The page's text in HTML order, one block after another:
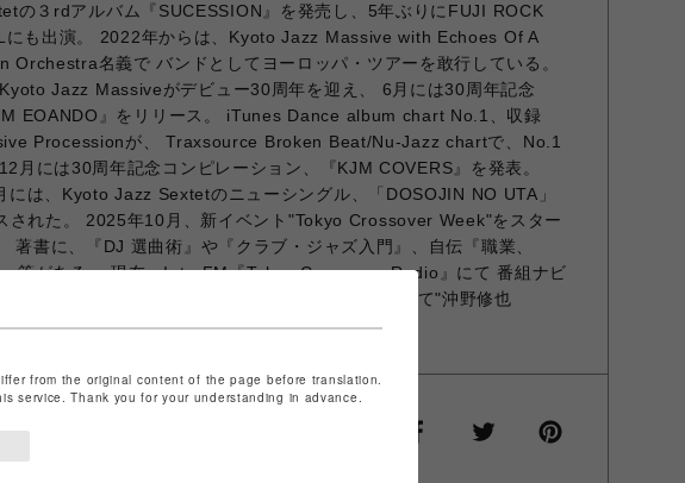
の３rdアルバム『SUCESSION』を発売し、5年ぶりにFUJI ROCK
にも出演。 2022年からは、Kyoto Jazz Massive with Echoes Of A
Orchestra名義で バンドとしてヨーロッパ・ツアーを敢行している。
Jazz Massiveがデビュー30周年を迎え、 6月には30周年記念
EOANDO』をリリース。 iTunes Dance album chart No.1、収録
Processionが、 Traxsource Broken Beat/Nu-Jazz chartで、No.1
月には30周年記念コンピレーション、『KJM COVERS』を発表。
には、Kyoto Jazz Sextetのニューシングル、「DOSOJIN NO UTA」
された。 2025年10月、新イベント"Tokyo Crossover Week"をスター
著書に、『DJ 選曲術』や『クラブ・ジャズ入門』、自伝『職業、
等がある。 現在、InterFM『Tokyo Crossover Radio』にて 番組ナビ
担当中(毎週金曜日22時)。 USEN I-12チャンネルにて"沖野修也
in The Room"を監修。
from the original content of the page before translation.
service. Thank you for your understanding in advance.